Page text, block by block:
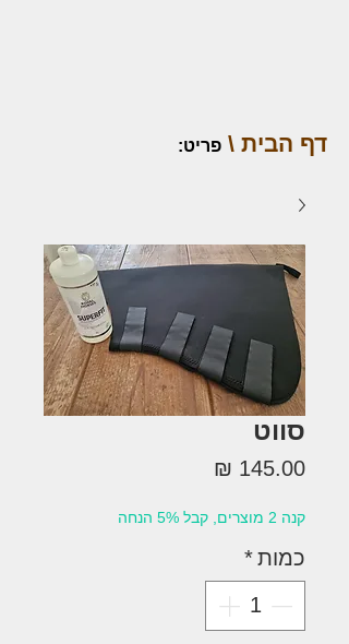
דף הבית \ פריט:
סווט
קנה 2 מוצרים, קבל 5% הנחה
כמות*